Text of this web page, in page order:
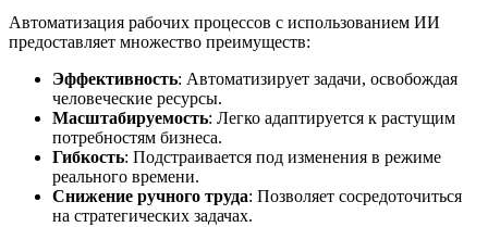
Автоматизация рабочих процессов с использованием ИИ
предоставляет множество преимуществ:
Эффективность: Автоматизирует задачи, освобождая
человеческие ресурсы.
Масштабируемость: Легко адаптируется к растущим
потребностям бизнеса.
Гибкость: Подстраивается под изменения в режиме
реального времени.
Снижение ручного труда: Позволяет сосредоточиться
на стратегических задачах.